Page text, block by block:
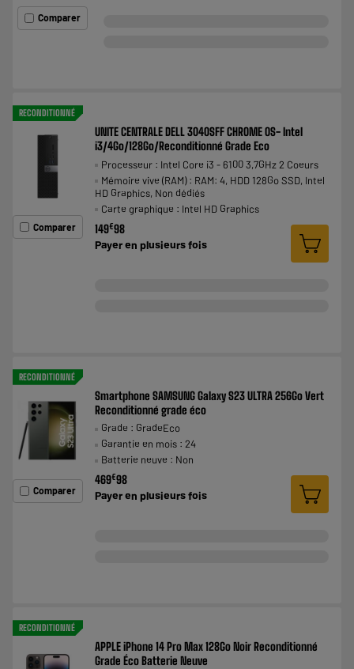
Comparer
RECONDITIONNÉ
Comparer
UNITE CENTRALE DELL 3040SFF CHROME OS- Intel
i3/4Go/128Go/Reconditionné Grade Eco
Processeur : Intel Core i3 - 6100 3,7GHz 2 Coeurs
Mémoire vive (RAM) : RAM: 4, HDD 128Go SSD, Intel
HD Graphics, Non dédiés
Carte graphique : Intel HD Graphics
149€98
Payer en plusieurs fois
RECONDITIONNÉ
Comparer
Smartphone SAMSUNG Galaxy S23 ULTRA 256Go Vert
Reconditionné grade éco
Grade : GradeEco
Garantie en mois : 24
Batterie neuve : Non
469€98
Payer en plusieurs fois
RECONDITIONNÉ
APPLE iPhone 14 Pro Max 128Go Noir Reconditionné
Grade Éco Batterie Neuve